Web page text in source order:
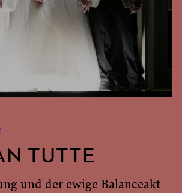
TUTTE
und der ewige Balanceakt